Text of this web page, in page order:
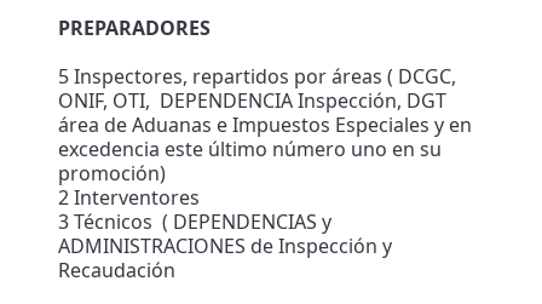
PREPARADORES
5 Inspectores, repartidos por áreas ( DCGC,
ONIF, OTI, DEPENDENCIA Inspección, DGT
área de Aduanas e Impuestos Especiales y en
excedencia este último número uno en su
promoción)
2 Interventores
3 Técnicos ( DEPENDENCIAS y
ADMINISTRACIONES de Inspección y
Recaudación